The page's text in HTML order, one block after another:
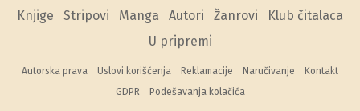
Knjige Stripovi Manga Autori Žanrovi
Klub čitalaca
U pripremi
Autorska prava Uslovi korišćenja Reklamacije Naručivanje
Kontakt
GDPR
Podešavanja kolačića